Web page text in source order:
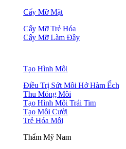
Cấy Mỡ Mặt
Cấy Mỡ Trẻ Hóa
Cấy Mỡ Làm Đầy
Tạo Hình Môi
Điều Trị Sứt Môi Hở Hàm Ếch
Thu Mỏng Môi
Tạo Hình Môi Trái Tim
Tạo Môi Cười
Trẻ Hóa Môi
Thẩm Mỹ Nam